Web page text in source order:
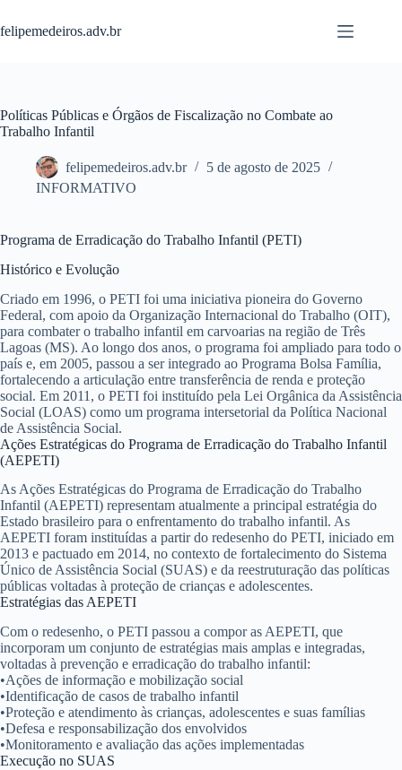
para
o
felipemedeiros.adv.br
Políticas Públicas e Órgãos de Fiscalização no Combate ao
Trabalho Infantil
felipemedeiros.adv.br
5 de agosto de 2025
INFORMATIVO
Programa de Erradicação do Trabalho Infantil (PETI)
Histórico e Evolução
Criado em 1996, o PETI foi uma iniciativa pioneira do Governo
Federal, com apoio da Organização Internacional do Trabalho (OIT),
para combater o trabalho infantil em carvoarias na região de Três
Lagoas (MS). Ao longo dos anos, o programa foi ampliado para todo o
país e, em 2005, passou a ser integrado ao Programa Bolsa Família,
fortalecendo a articulação entre transferência de renda e proteção
social. Em 2011, o PETI foi instituído pela Lei Orgânica da Assistência
Social (LOAS) como um programa intersetorial da Política Nacional
de Assistência Social.
Ações Estratégicas do Programa de Erradicação do Trabalho Infantil
(AEPETI)
As Ações Estratégicas do Programa de Erradicação do Trabalho
Infantil (AEPETI) representam atualmente a principal estratégia do
Estado brasileiro para o enfrentamento do trabalho infantil. As
AEPETI foram instituídas a partir do redesenho do PETI, iniciado em
2013 e pactuado em 2014, no contexto de fortalecimento do Sistema
Único de Assistência Social (SUAS) e da reestruturação das políticas
públicas voltadas à proteção de crianças e adolescentes.
Estratégias das AEPETI
Com o redesenho, o PETI passou a compor as AEPETI, que
incorporam um conjunto de estratégias mais amplas e integradas,
voltadas à prevenção e erradicação do trabalho infantil:
•Ações de informação e mobilização social
•Identificação de casos de trabalho infantil
•Proteção e atendimento às crianças, adolescentes e suas famílias
•Defesa e responsabilização dos envolvidos
•Monitoramento e avaliação das ações implementadas
Execução no SUAS